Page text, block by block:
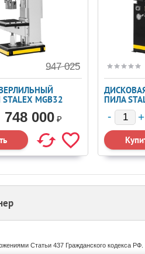
MGB32
947 025
748 000 ₽
ПИЛА
(388031)
Статьи 437 Гражданского кодекса РФ.